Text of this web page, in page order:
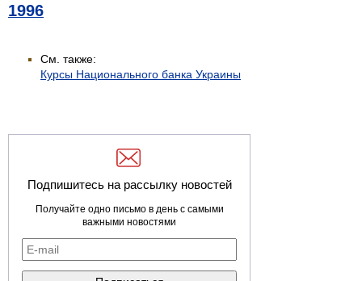
1996
См. также:
Курсы Национального банка Украины
Подпишитесь на рассылку новостей
Получайте одно письмо в день с самыми
важными новостями